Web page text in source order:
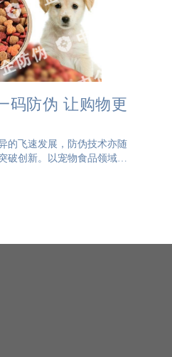
码防伪 让购物更
的飞速发展，防伪技术亦随
破创新。以宠物食品领域为
系的构建，不仅为各大厂商
案，更有效维护了市场的公